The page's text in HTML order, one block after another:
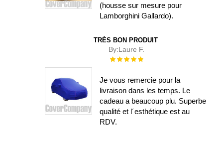
(housse sur mesure pour
Lamborghini Gallardo).
TRÈS BON PRODUIT
By:Laure F.
Évaluation :
Je vous remercie pour la
livraison dans les temps. Le
cadeau a beaucoup plu. Superbe
qualité et l´esthétique est au
RDV.